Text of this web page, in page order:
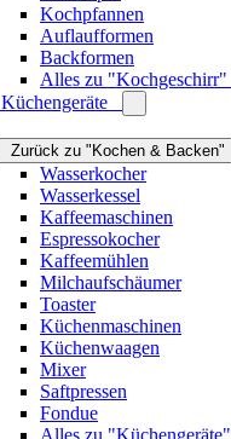
Brotkästen
Vorratsgläser
Vorratsdosen
Lunchboxen
Butterdosen
Zuckerdosen
Alles zu "Frischhalten"
Küchentextilien
Zurück zu "Kochen & Backen"
Geschirrtücher
Ofenhandschuhe &
Küchenschürzen
Alles zu
Alles zu "Kochen & Backen"
Das könnte Sie auch
Kolumne: Kalter
für Isolierkannen